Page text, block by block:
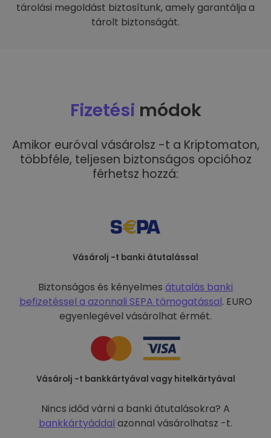
tárolási megoldást biztosítunk, amely garantálja a
tárolt biztonságát.
Fizetési módok
Amikor euróval vásárolsz -t a Kriptomaton,
többféle, teljesen biztonságos opcióhoz
férhetsz hozzá:
Vásárolj -t banki átutalással
Biztonságos és kényelmes átutalás banki
befizetéssel a azonnali SEPA támogatással. EURO
egyenlegével vásárolhat érmét.
Vásárolj -t bankkártyával vagy hitelkártyával
Nincs időd várni a banki átutalásokra? A
bankkártyáddal azonnal vásárolhatsz -t.